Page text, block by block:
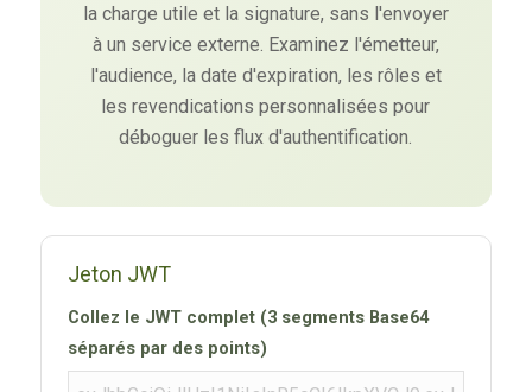
la charge utile et la signature, sans l'envoyer
à un service externe. Examinez l'émetteur,
l'audience, la date d'expiration, les rôles et
les revendications personnalisées pour
déboguer les flux d'authentification.
Jeton JWT
Collez le JWT complet (3 segments Base64
séparés par des points)